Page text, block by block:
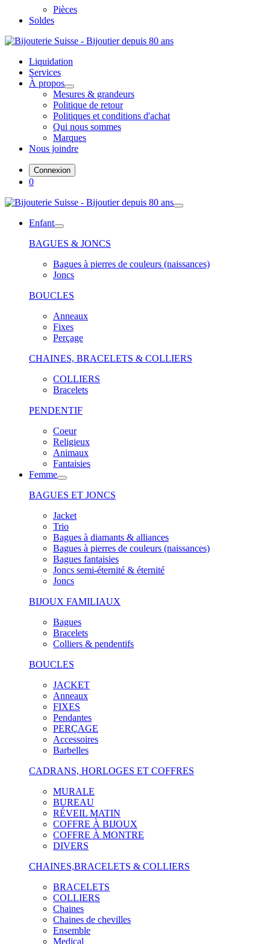
Pièces
Soldes
Liquidation
Services
À propos
Mesures & grandeurs
Politique de retour
Politiques et conditions d'achat
Qui nous sommes
Marques
Nous joindre
Connexion
0
Enfant
BAGUES & JONCS
Bagues à pierres de couleurs (naissances)
Joncs
BOUCLES
Anneaux
Fixes
Perçage
CHAINES, BRACELETS & COLLIERS
COLLIERS
Bracelets
PENDENTIF
Coeur
Religieux
Animaux
Fantaisies
Femme
BAGUES ET JONCS
Jacket
Trio
Bagues à diamants & alliances
Bagues à pierres de couleurs (naissances)
Bagues fantaisies
Joncs semi-éternité & éternité
Joncs
BIJOUX FAMILIAUX
Bagues
Bracelets
Colliers & pendentifs
BOUCLES
JACKET
Anneaux
FIXES
Pendantes
PERÇAGE
Accessoires
Barbelles
CADRANS, HORLOGES ET COFFRES
MURALE
BUREAU
RÉVEIL MATIN
COFFRE À BIJOUX
COFFRE À MONTRE
DIVERS
CHAINES,BRACELETS & COLLIERS
BRACELETS
COLLIERS
Chaines
Chaines de chevilles
Ensemble
Medical